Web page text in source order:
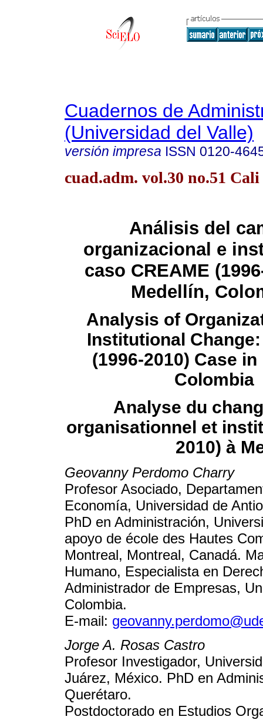
Cuadernos de
(Universidad del Valle)
versión impresa ISSN 0120-
cuad.adm. vol.30 no.51
Análisis del
organizacional e
caso CREAME
Medellín,
Analysis of
Institutional Change:
(1996-2010) Case
Colombia
Analyse du
organisationnel et
2010) à
Geovanny Perdomo Charry
Profesor Asociado,
Economía, Universidad de
PhD en Administración,
apoyo de école des Hautes
Montreal, Montreal, Canadá.
Humano, Especialista en
Administrador de Empresas,
Colombia.
E-mail:
Jorge A. Rosas Castro
Profesor Investigador,
Juárez, México. PhD en
Querétaro.
Postdoctorado en Estudios